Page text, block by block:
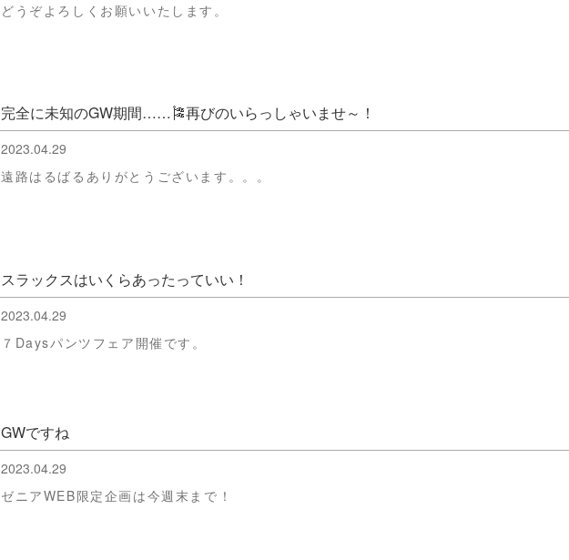
どうぞよろしくお願いいたします。
完全に未知のGW期間……🎏再びのいらっしゃいませ～！
2023.04.29
遠路はるばるありがとうございます。。。
スラックスはいくらあったっていい！
2023.04.29
７Daysパンツフェア開催です。
GWですね
2023.04.29
ゼニアWEB限定企画は今週末まで！